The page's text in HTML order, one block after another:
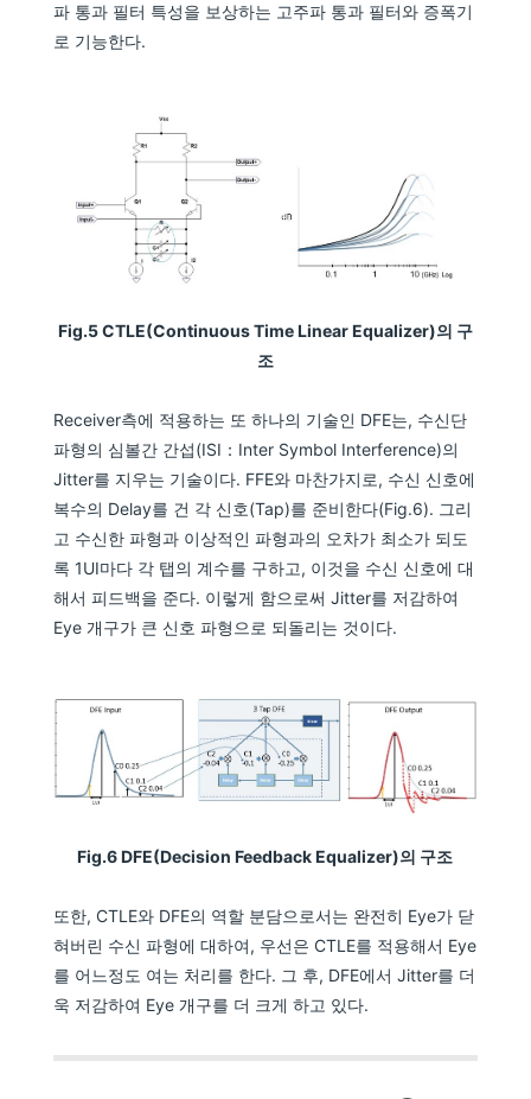
파 통과 필터 특성을 보상하는 고주파 통과 필터와 증폭기
로 기능한다.
Fig.5 CTLE(Continuous Time Linear Equalizer)의 구
조
Receiver측에 적용하는 또 하나의 기술인 DFE는, 수신단
파형의 심볼간 간섭(ISI：Inter Symbol Interference)의
Jitter를 지우는 기술이다. FFE와 마찬가지로, 수신 신호에
복수의 Delay를 건 각 신호(Tap)를 준비한다(Fig.6). 그리
고 수신한 파형과 이상적인 파형과의 오차가 최소가 되도
록 1UI마다 각 탭의 계수를 구하고, 이것을 수신 신호에 대
해서 피드백을 준다. 이렇게 함으로써 Jitter를 저감하여
Eye 개구가 큰 신호 파형으로 되돌리는 것이다.
Fig.6 DFE(Decision Feedback Equalizer)의 구조
또한, CTLE와 DFE의 역할 분담으로서는 완전히 Eye가 닫
혀버린 수신 파형에 대하여, 우선은 CTLE를 적용해서 Eye
를 어느정도 여는 처리를 한다. 그 후, DFE에서 Jitter를 더
욱 저감하여 Eye 개구를 더 크게 하고 있다.